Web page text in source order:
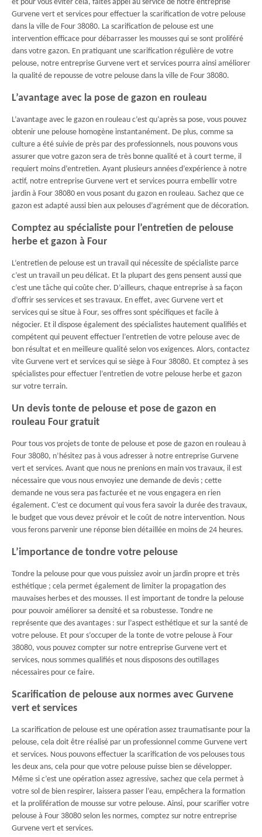
et pour vous éviter cela, faites appel au service de notre entreprise
Gurvene vert et services pour effectuer la scarification de votre pelouse
dans la ville de Four 38080. La scarification de pelouse est une
intervention efficace pour débarrasser les mousses qui se sont proliféré
dans votre gazon. En pratiquant une scarification régulière de votre
pelouse, notre entreprise Gurvene vert et services pourra ainsi améliorer
la qualité de repousse de votre pelouse dans la ville de Four 38080.
L’avantage avec la pose de gazon en rouleau
L’avantage avec le gazon en rouleau c’est qu’après sa pose, vous pouvez
obtenir une pelouse homogène instantanément. De plus, comme sa
culture a été suivie de près par des professionnels, nous pouvons vous
assurer que votre gazon sera de très bonne qualité et à court terme, il
requiert moins d’entretien. Ayant plusieurs années d’expérience à notre
actif, notre entreprise Gurvene vert et services pourra embellir votre
jardin à Four 38080 en vous posant du gazon en rouleau. Sachez que ce
gazon est adapté aussi bien aux pelouses d’agrément que de décoration.
Comptez au spécialiste pour l’entretien de pelouse
herbe et gazon à Four
L’entretien de pelouse est un travail qui nécessite de spécialiste parce
c’est un travail un peu délicat. Et la plupart des gens pensent aussi que
c’est une tâche qui coûte cher. D’ailleurs, chaque entreprise à sa façon
d’offrir ses services et ses travaux. En effet, avec Gurvene vert et
services qui se situe à Four, ses offres sont spécifiques et facile à
négocier. Et il dispose également des spécialistes hautement qualifiés et
compétent qui peuvent effectuer l’entretien de votre pelouse avec de
bon résultat et en meilleure qualité selon vos exigences. Alors, contactez
vite Gurvene vert et services qui se siège à Four 38080. Et comptez à ses
spécialistes pour effectuer l’entretien de votre pelouse herbe et gazon
sur votre terrain.
Un devis tonte de pelouse et pose de gazon en
rouleau Four gratuit
Pour tous vos projets de tonte de pelouse et pose de gazon en rouleau à
Four 38080, n’hésitez pas à vous adresser à notre entreprise Gurvene
vert et services. Avant que nous ne prenions en main vos travaux, il est
nécessaire que vous nous envoyiez une demande de devis ; cette
demande ne vous sera pas facturée et ne vous engagera en rien
également. C’est ce document qui vous fera savoir la durée des travaux,
le budget que vous devez prévoir et le coût de notre intervention. Nous
vous ferons parvenir une réponse bien détaillée en moins de 24 heures.
L’importance de tondre votre pelouse
Tondre la pelouse pour que vous puissiez avoir un jardin propre et très
esthétique ; cela permet également de limiter la propagation des
mauvaises herbes et des mousses. Il est important de tondre la pelouse
pour pouvoir améliorer sa densité et sa robustesse. Tondre ne
représente que des avantages : sur l’aspect esthétique et sur la santé de
votre pelouse. Et pour s’occuper de la tonte de votre pelouse à Four
38080, vous pouvez compter sur notre entreprise Gurvene vert et
services, nous sommes qualifiés et nous disposons des outillages
nécessaires pour ce faire.
Scarification de pelouse aux normes avec Gurvene
vert et services
La scarification de pelouse est une opération assez traumatisante pour la
pelouse, cela doit être réalisé par un professionnel comme Gurvene vert
et services. Nous pouvons effectuer la scarification de vos pelouses tous
les deux ans, cela pour que votre pelouse puisse bien se développer.
Même si c’est une opération assez agressive, sachez que cela permet à
votre sol de bien respirer, laissera passer l’eau, empêchera la formation
et la prolifération de mousse sur votre pelouse. Ainsi, pour scarifier votre
pelouse à Four 38080 selon les normes, comptez sur notre entreprise
Gurvene vert et services.